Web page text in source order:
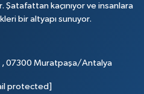
kaçınıyor ve insanlara
bir altyapı sunuyor.
, 07300 Muratpaşa/Antalya
protected]